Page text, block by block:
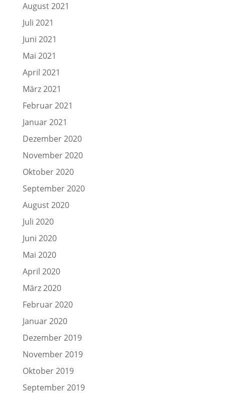
August 2021
Juli 2021
Juni 2021
Mai 2021
April 2021
März 2021
Februar 2021
Januar 2021
Dezember 2020
November 2020
Oktober 2020
September 2020
August 2020
Juli 2020
Juni 2020
Mai 2020
April 2020
März 2020
Februar 2020
Januar 2020
Dezember 2019
November 2019
Oktober 2019
September 2019